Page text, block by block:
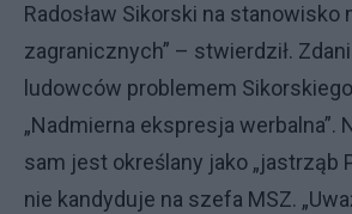
Radosław Sikorski na stanowisko
zagranicznych” – stwierdził.
ludowców problemem
„Nadmierna ekspresja werbalna”.
sam jest określany jako „jastrząb
nie kandyduje na szefa MSZ.